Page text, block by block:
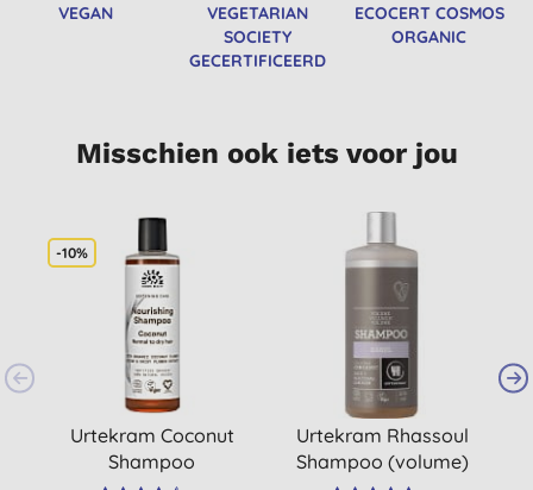
VEGAN
VEGETARIAN
SOCIETY
GECERTIFICEERD
ECOCERT COSMOS
ORGANIC
Misschien ook iets voor jou
-10%
Urtekram Coconut
Shampoo
Urtekram Rhassoul
Shampoo (volume)